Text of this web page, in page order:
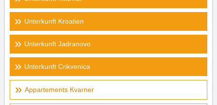
Unterkunft Kroatien
Unterkunft Jadranovo
Unterkunft Crikvenica
Appartements Kvarner